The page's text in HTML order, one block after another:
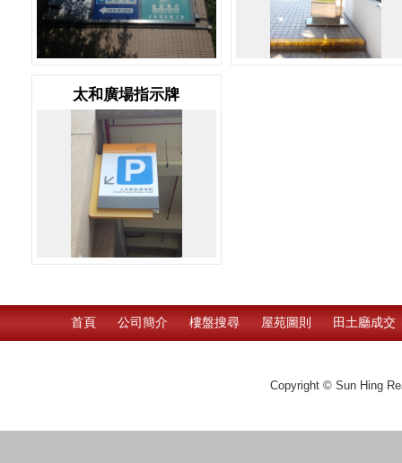
太和廣場指示牌
首頁 公司簡介 樓盤搜尋 屋苑圖則 田土廳成交
Copyright © Sun Hing